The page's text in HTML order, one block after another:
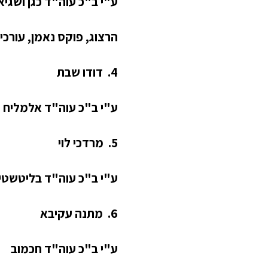
הרצוג, פוקס נאמן, עורכי
4. דודו שבת
ע"י ב"כ עוה"דאלמליח
5. מרדכי לוי
ע"י ב"כ עוה"ד
6. מתנה עקיבא
ע"י ב"כ עוה"ד חכמוב